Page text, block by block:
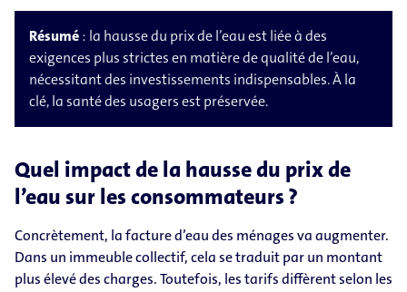
Résumé: la hausse du prix de l’eau est liée à des
exigences plus strictes en matière de qualité de l’eau,
nécessitant des investissements indispensables. À la
clé, la santé des usagers est préservée.
Quel impact de la hausse du prix de
l’eau sur les consommateurs ?
Concrètement, la facture d’eau des ménages va augmenter.
Dans un immeuble collectif, cela se traduit par un montant
plus élevé des charges. Toutefois, les tarifs diffèrent selon les